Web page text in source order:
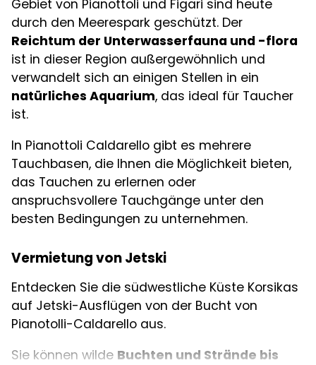
Gebiet von Pianottoli und Figari sind heute
durch den Meerespark geschützt. Der
Reichtum der Unterwasserfauna und -flora
ist in dieser Region außergewöhnlich und
verwandelt sich an einigen Stellen in ein
natürliches Aquarium, das ideal für Taucher
ist.
In Pianottoli Caldarello gibt es mehrere
Tauchbasen, die Ihnen die Möglichkeit bieten,
das Tauchen zu erlernen oder
anspruchsvollere Tauchgänge unter den
besten Bedingungen zu unternehmen.
Vermietung von Jetski
Entdecken Sie die südwestliche Küste Korsikas
auf Jetski-Ausflügen von der Bucht von
Pianotolli-Caldarello aus.
Sie können wilde Buchten und Strände bis